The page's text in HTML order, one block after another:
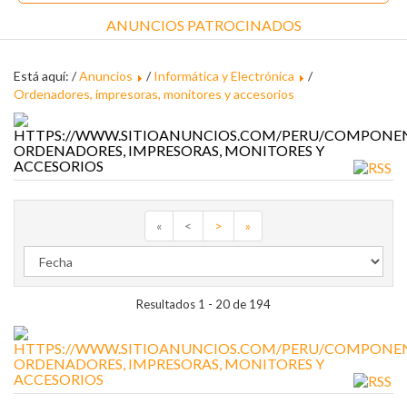
ANUNCIOS PATROCINADOS
Está aquí: /Anuncios /Informática y Electrónica
/
Ordenadores, impresoras, monitores y accesorios
ORDENADORES, IMPRESORAS, MONITORES Y
ACCESORIOS
« < > »
Resultados 1 - 20 de 194
ORDENADORES, IMPRESORAS, MONITORES Y
ACCESORIOS